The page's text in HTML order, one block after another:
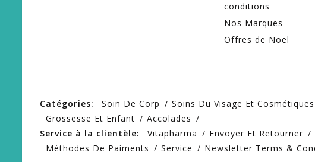
conditions
Nos Marques
Offres de Noël
Catégories: Soin De Corp Soins Du Visage Et Cosmétiques
Grossesse Et Enfant
Accolades
Service à la clientèle:
Vitapharma Envoyer Et Retourner
Méthodes De Paiments
Service Newsletter Terms &